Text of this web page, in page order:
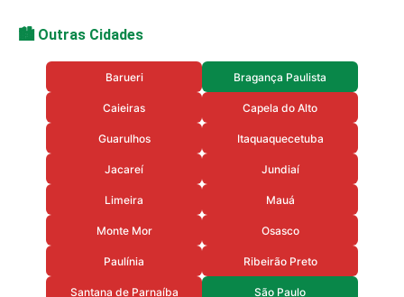
🏙️ Outras Cidades
Barueri Bragança Paulista
Caieiras Capela do Alto
Guarulhos Itaquaquecetuba
Jacareí Jundiaí
Limeira Mauá
Monte Mor Osasco
Paulínia Ribeirão Preto
Santana de Parnaíba São Paulo